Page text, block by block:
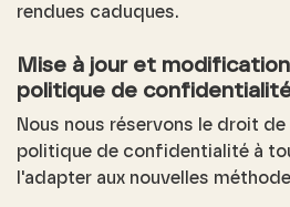
rendues caduques.
Mise à jour et
politique de
Nous nous réservons le droit
politique de confidentialité à
l'adapter aux nouvelles